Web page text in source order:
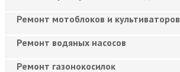
Ремонт мотоблоков и культиваторов
Ремонт водяных насосов
Ремонт газонокосилок